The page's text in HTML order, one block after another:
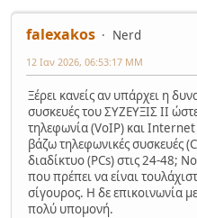
falexakos Nerd
12 Ιαν 2026, 06:53:17 ΜΜ
Ξέρει κανείς αν υπάρχει η
συσκευές του ΣΥΖΕΥΞΙΣ ΙΙ
τηλεφωνία (VoIP) και
βάζω τηλεφωνικές συσκευές
διαδίκτυο (PCs) στις 24-48;
που πρέπει να είναι
σίγουρος. Η δε επικοινωνία
πολύ υπομονή.